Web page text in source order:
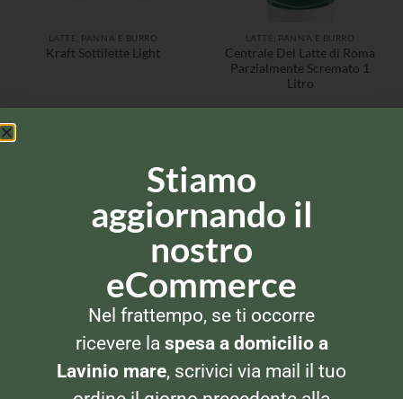
LATTE, PANNA E BURRO
Kraft Sottilette Light
LATTE, PANNA E BURRO
Centrale Del Latte di Roma
Parzialmente Scremato 1
Litro
LATTE, PANNA E BURRO
Lurpak Burro Salato 250gr
LATTE, PANNA E BURRO
Prealpi Burro a ridotto
colesterolo 250gr
Stiamo
aggiornando il
nostro
eCommerce
Nel frattempo, se ti occorre
ricevere la spesa a domicilio a
Lavinio mare, scrivici via mail il tuo